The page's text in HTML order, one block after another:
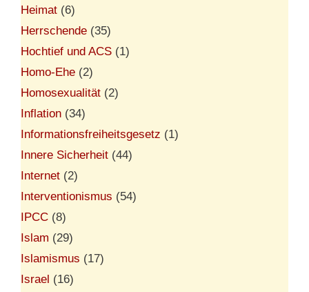
Heimat (6)
Herrschende (35)
Hochtief und ACS (1)
Homo-Ehe (2)
Homosexualität (2)
Inflation (34)
Informationsfreiheitsgesetz (1)
Innere Sicherheit (44)
Internet (2)
Interventionismus (54)
IPCC (8)
Islam (29)
Islamismus (17)
Israel (16)